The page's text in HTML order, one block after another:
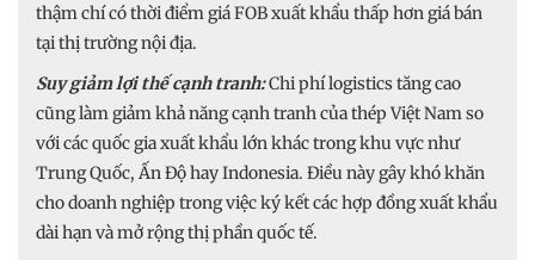
thậm chí có thời điểm giá FOB xuất khẩu thấp hơn giá bán
tại thị trường nội địa.
Suy giảm lợi thế cạnh tranh:Chi phí logistics tăng cao
cũng làm giảm khả năng cạnh tranh của thép Việt Nam so
với các quốc gia xuất khẩu lớn khác trong khu vực như
Trung Quốc, Ấn Độ hay Indonesia. Điều này gây khó khăn
cho doanh nghiệp trong việc ký kết các hợp đồng xuất khẩu
dài hạn và mở rộng thị phần quốc tế.